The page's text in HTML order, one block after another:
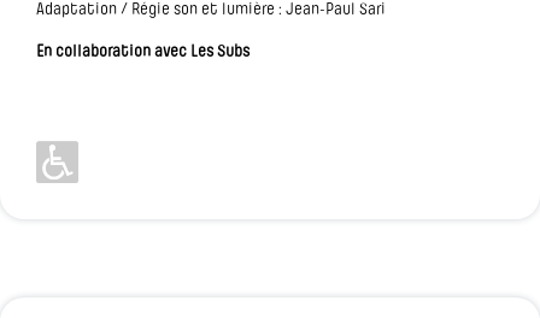
Adaptation / Régie son et lumière : Jean-Paul Sari
En collaboration avec Les Subs